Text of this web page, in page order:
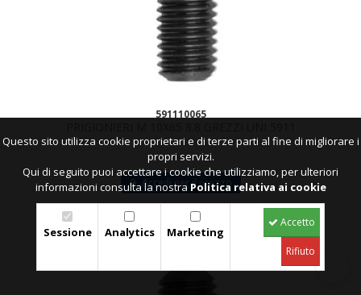
591110065
Accedi per il prezzo
scheda
Questo sito utilizza cookie proprietari e di terze parti al fine di migliorare i
propri servizi.
Qui di seguito puoi accettare i cookie che utilizziamo, per ulteriori
informazioni consulta la nostra Politica relativa ai cookie
Sessione Analytics Marketing
Accetto
Rifiuto